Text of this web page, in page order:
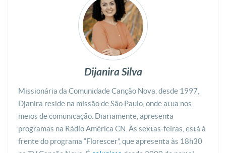
Dijanira Silva
Missionária da Comunidade Canção Nova, desde 1997,
Djanira reside na missão de São Paulo, onde atua nos
meios de comunicação. Diariamente, apresenta
programas na Rádio América CN. Às sextas-feiras, está à
frente do programa “Florescer”, que apresenta às 18h30